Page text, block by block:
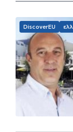
DiscoverEU